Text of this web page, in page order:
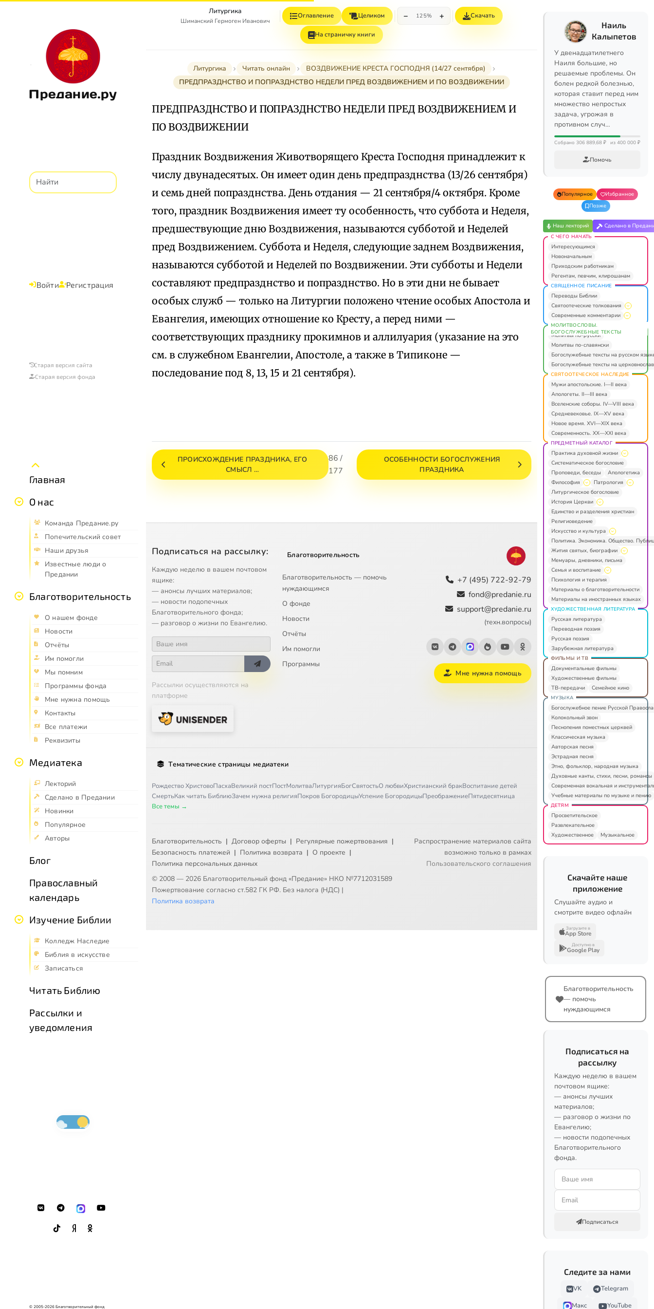
Предание.ру
Войти Регистрация
Старая версия сайта
Старая версия фонда
Главная
О нас
Команда Предание.ру
Попечительский совет
Наши друзья
Известные люди о
Предании
Благотворительность
О нашем фонде
Новости
Отчёты
Им помогли
Мы помним
Программы фонда
Мне нужна помощь
Контакты
Все платежи
Реквизиты
Медиатека
Лекторий
Сделано в Предании
Новинки
Популярное
Авторы
Блог
Православный
календарь
Изучение Библии
Колледж Наследие
Библия в искусстве
Записаться
Читать Библию
Рассылки и
уведомления
© 2005-2026 Благотворительный фонд
Литургика
Шиманский Гермоген Иванович
Оглавление Целиком − 125% + Скачать
На страничку книги
Литургика Читать онлайн
ВОЗДВИЖЕНИЕ КРЕСТА ГОСПОДНЯ (14/27 сентября)
ПРЕДПРАЗДНСТВО И ПОПРАЗДНСТВО НЕДЕЛИ ПРЕД ВОЗДВИЖЕНИЕМ И ПО ВОЗДВИЖЕНИИ
ПРЕДПРАЗДНСТВО И ПОПРАЗДНСТВО НЕДЕЛИ ПРЕД ВОЗДВИЖЕНИЕМ И
ПО ВОЗДВИЖЕНИИ
Праздник Воздвижения Животворящего Креста Господня принадлежит к
числу двунадесятых. Он имеет один день предпразднства (13/26 сентября)
и семь дней попразднства. День отдания — 21 сентября/4 октября. Кроме
того, праздник Воздвижения имеет ту особенность, что суббота и Неделя,
предшествующие дню Воздвижения, называются субботой и Неделей
пред Воздвижением. Суббота и Неделя, следующие заднем Воздвижения,
называются субботой и Неделей по Воздвижении. Эти субботы и Недели
составляют предпразднство и попразднство. Но в эти дни не бывает
особых служб — только на Литургии положено чтение особых Апостола и
Евангелия, имеющих отношение ко Кресту, а перед ними —
соответствующих празднику прокимнов и аллилуария (указание на это
см. в служебном Евангелии, Апостоле, а также в Типиконе —
последование под 8, 13, 15 и 21 сентября).
ПРОИСХОЖДЕНИЕ ПРАЗДНИКА, ЕГО
СМЫСЛ …
86 /
177
ОСОБЕННОСТИ БОГОСЛУЖЕНИЯ
ПРАЗДНИКА
Подписаться на рассылку:
Каждую неделю в вашем почтовом
ящике:
— анонсы лучших материалов;
— новости подопечных
Благотворительного фонда;
— разговор о жизни по Евангелию.
Рассылки осуществляются на
платформе
Благотворительность
Благотворительность — помочь
нуждающимся
О фонде
Новости
Отчёты
Им помогли
Программы
+7 (495) 722-92-79
fond@predanie.ru
support@predanie.ru
(техн.вопросы)
Мне нужна помощь
Тематические страницы медиатеки
Рождество ХристовоПасхаВеликий постПостМолитваЛитургияБогСвятостьО любвиХристианский бракВоспитание детей
СмертьКак читать БиблиюЗачем нужна религияПокров БогородицыУспение БогородицыПреображениеПятидесятница
Все темы →
Благотворительность | Договор оферты | Регулярные пожертвования |
Безопасность платежей | Политика возврата | О проекте |
Политика персональных данных
© 2008 — 2026 Благотворительный фонд «Предание» НКО №7712031589
Пожертвование согласно ст.582 ГК РФ. Без налога (НДС) |
Политика возврата
Распространение материалов сайта
возможно только в рамках
Пользовательского соглашения
Наиль
Калыпетов
У двенадцатилетнего
Наиля большие, но
решаемые проблемы. Он
болен редкой болезнью,
которая ставит перед ним
множество непростых
задача, угрожая в
противном случ…
Собрано 306 889,68 ₽ из 400 000 ₽
Помочь
Популярное
Избранное
Позже
Наш лекторий Сделано в
С ЧЕГО НАЧАТЬ
Интересующимся
Новоначальным
Приходским работникам
Регентам, певчим, клирошанам
СВЯЩЕННОЕ ПИСАНИЕ
Переводы Библии
Святоотеческие толкования
Современные комментарии
МОЛИТВОСЛОВЫ.
БОГОСЛУЖЕБНЫЕ ТЕКСТЫ
Молитвы по-русски
Молитвы по-славянски
Богослужебные тексты на русском
Богослужебные тексты на
СВЯТООТЕЧЕСКОЕ НАСЛЕДИЕ
Мужи апостольские. I—II века
Апологеты. II—III века
Вселенские соборы. IV—VIII века
Средневековье. IX—XV века
Новое время. XVI—XIX века
Современность. XX—XXI века
ПРЕДМЕТНЫЙ КАТАЛОГ
Практика духовной жизни
Систематическое богословие
Проповеди, беседы
Апологетика
Философия
Патрология
Литургическое богословие
История Церкви
Единство и разделения христиан
Религиоведение
Искусство и культура
Политика. Экономика. Общество.
Жития святых, биографии
Мемуары, дневники, письма
Семья и воспитание
Психология и терапия
Материалы о благотворительности
Материалы на иностранных языках
ХУДОЖЕСТВЕННАЯ ЛИТЕРАТУРА
Русская литература
Переводная поэзия
Русская поэзия
Зарубежная литература
ФИЛЬМЫ И ТВ
Документальные фильмы
Художественные фильмы
ТВ-передачи
Семейное кино
МУЗЫКА
Богослужебное пение Русской
Колокольный звон
Песнопения поместных церквей
Классическая музыка
Авторская песня
Эстрадная песня
Этно, фольклор, народная музыка
Духовные канты, стихи, песни, романсы
Современная вокальная и
Учебные материалы по музыке и пению
ДЕТЯМ
Просветительское
Развлекательное
Художественное
Музыкальное
Скачайте наше
приложение
Слушайте аудио и
смотрите видео офлайн
Загрузите в
App Store
Доступно в
Google Play
Благотворительность
— помочь
нуждающимся
Подписаться на
рассылку
Каждую неделю в вашем
почтовом ящике:
— анонсы лучших
материалов;
— разговор о жизни по
Евангелию;
— новости подопечных
Благотворительного
фонда.
Подписаться
Следите за нами
VK
Telegram
Макс
YouTube